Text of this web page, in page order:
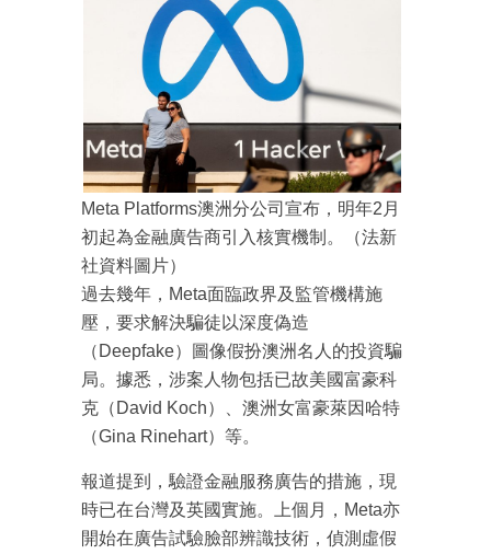
Meta Platforms澳洲分公司宣布，明年2月
初起為金融廣告商引入核實機制。（法新
社資料圖片）
過去幾年，Meta面臨政界及監管機構施
壓，要求解決騙徒以深度偽造
（Deepfake）圖像假扮澳洲名人的投資騙
局。據悉，涉案人物包括已故美國富豪科
克（David Koch）、澳洲女富豪萊因哈特
（Gina Rinehart）等。
報道提到，驗證金融服務廣告的措施，現
時已在台灣及英國實施。上個月，Meta亦
開始在廣告試驗臉部辨識技術，偵測虛假